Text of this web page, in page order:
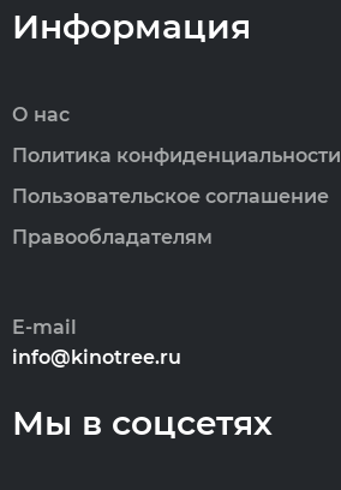
Информация
О нас
Политика конфиденциальности
Пользовательское соглашение
Правообладателям
E-mail
info@kinotree.ru
Мы в соцсетях